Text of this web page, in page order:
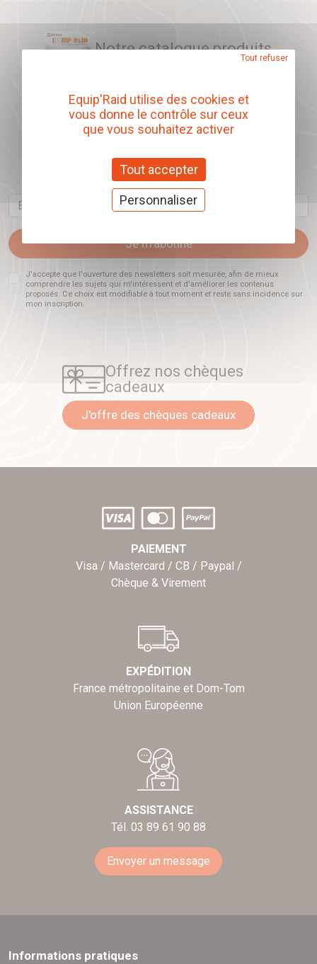
Notre catalogue produits
Abonnez-vous à
notre newsletter
Email
Je m'abonne
J'accepte que l'ouverture des newsletters soit mesurée, afin de mieux
comprendre les sujets qui m'intéressent et d'améliorer les contenus
proposés. Ce choix est modifiable à tout moment et reste sans incidence sur
mon inscription.
Offrez nos chèques
cadeaux
J'offre des chèques cadeaux
PAIEMENT
Visa / Mastercard / CB / Paypal /
Chèque & Virement
EXPÉDITION
France métropolitaine et Dom-Tom
Union Européenne
ASSISTANCE
Tél. 03 89 61 90 88
Envoyer un message
Informations pratiques
Equip'Raid utilise des cookies et
vous donne le contrôle sur ceux
que vous souhaitez activer
Tout accepter
Tout refuser
Personnaliser